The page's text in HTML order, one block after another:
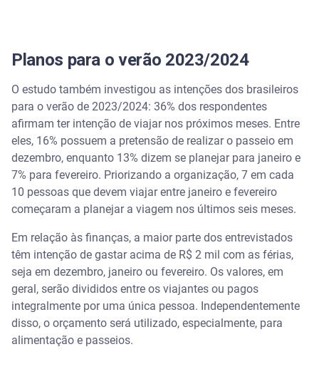
Planos para o verão 2023/2024
O estudo também investigou as intenções dos brasileiros
para o verão de 2023/2024: 36% dos respondentes
afirmam ter intenção de viajar nos próximos meses. Entre
eles, 16% possuem a pretensão de realizar o passeio em
dezembro, enquanto 13% dizem se planejar para janeiro e
7% para fevereiro. Priorizando a organização, 7 em cada
10 pessoas que devem viajar entre janeiro e fevereiro
começaram a planejar a viagem nos últimos seis meses.
Em relação às finanças, a maior parte dos entrevistados
têm intenção de gastar acima de R$ 2 mil com as férias,
seja em dezembro, janeiro ou fevereiro. Os valores, em
geral, serão divididos entre os viajantes ou pagos
integralmente por uma única pessoa. Independentemente
disso, o orçamento será utilizado, especialmente, para
alimentação e passeios.